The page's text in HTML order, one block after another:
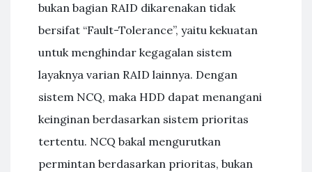
bukan bagian RAID dikarenakan tidak
bersifat “Fault-Tolerance”, yaitu kekuatan
untuk menghindar kegagalan sistem
layaknya varian RAID lainnya. Dengan
sistem NCQ, maka HDD dapat menangani
keinginan berdasarkan sistem prioritas
tertentu. NCQ bakal mengurutkan
permintan berdasarkan prioritas, bukan